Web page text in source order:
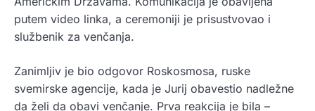
putem video linka, a ceremoniji je prisustvovao i
službenik za venčanja.
Zanimljiv je bio odgovor Roskosmosa, ruske
svemirske agencije, kada je Jurij obavestio nadležne
da želi da obavi venčanje. Prva reakcija je bila –